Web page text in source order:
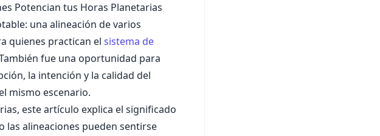
Potencian tus Horas Planetarias
una alineación de varios
quienes practican el sistema de
fue una oportunidad para
la intención y la calidad del
mismo escenario.
este artículo explica el significado
las alineaciones pueden sentirse